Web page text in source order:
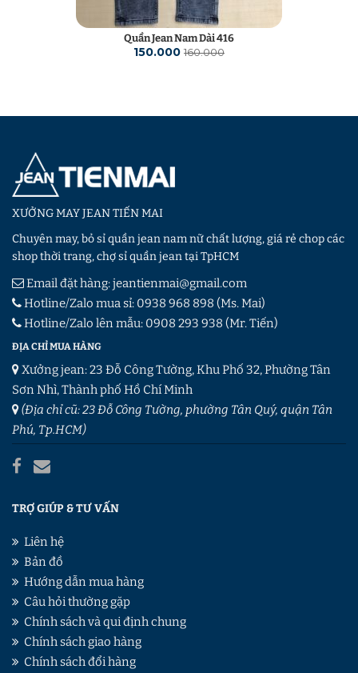
Quần Jean Nam Dài 416
150.000 160.000
XƯỞNG MAY JEAN TIẾN MAI
Chuyên may, bỏ sỉ quần jean nam nữ chất lượng, giá rẻ chop các
shop thời trang, chợ sỉ quần jean tại TpHCM
Email đặt hàng:jeantienmai@gmail.com
Hotline/Zalo mua sỉ: 0938 968 898 (Ms. Mai)
Hotline/Zalo lên mẫu: 0908 293 938 (Mr. Tiến)
ĐỊA CHỈ MUA HÀNG
Xưởng jean: 23 Đỗ Công Tường, Khu Phố 32, Phường Tân
Sơn Nhì, Thành phố Hồ Chí Minh
(Địa chỉ cũ: 23 Đỗ Công Tường, phường Tân Quý, quận Tân
Phú, Tp.HCM)
TRỢ GIÚP & TƯ VẤN
Liên hệ
Bản đồ
Hướng dẫn mua hàng
Câu hỏi thường gặp
Chính sách và qui định chung
Chính sách giao hàng
Chính sách đổi hàng